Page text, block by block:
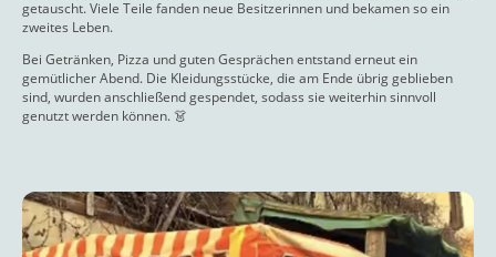
getauscht. Viele Teile fanden neue Besitzerinnen und bekamen so ein
zweites Leben.
Bei Getränken, Pizza und guten Gesprächen entstand erneut ein
gemütlicher Abend. Die Kleidungsstücke, die am Ende übrig geblieben
sind, wurden anschließend gespendet, sodass sie weiterhin sinnvoll
genutzt werden können. 👗